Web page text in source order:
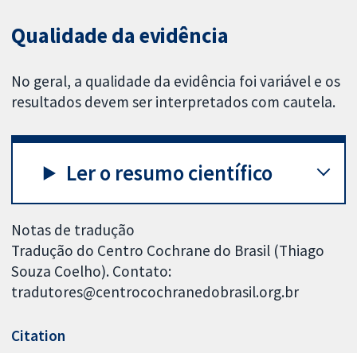
Qualidade da evidência
No geral, a qualidade da evidência foi variável e os
resultados devem ser interpretados com cautela.
Ler o resumo científico
Notas de tradução
Tradução do Centro Cochrane do Brasil (Thiago
Souza Coelho). Contato:
tradutores@centrocochranedobrasil.org.br
Citation